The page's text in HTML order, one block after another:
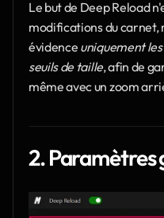
Le but de Deep Reload
modifications du carnet,
évidence uniquement
seuils de taille, afin de
même avec un zoom
2. Paramètres